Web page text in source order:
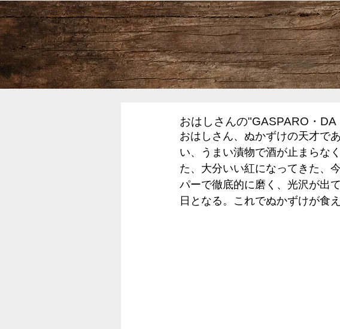
HOME
おはしさんの"GASPARO・DA
おはしさん、ぬかずけの天才で
い、うまい漬物で酒が止まらな
た、大分いい紅になってきた、
パーで徹底的に磨く、光沢が出
日となる。これでぬかずけが食